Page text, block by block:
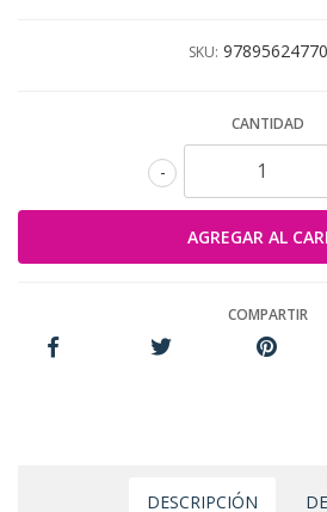
SKU:
CANTIDAD
-
COMPARTIR
DESCRIPCIÓN